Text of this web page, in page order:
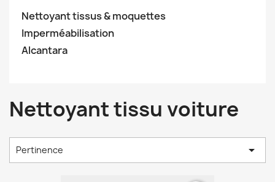
Nettoyant tissus & moquettes
Imperméabilisation
Alcantara
Nettoyant tissu voiture
Pertinence 